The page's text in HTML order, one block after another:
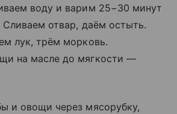
воду и варим 25−30 минут
Сливаем отвар, даём остыть.
лук, трём морковь.
на масле до мягкости —
и овощи через мясорубку,